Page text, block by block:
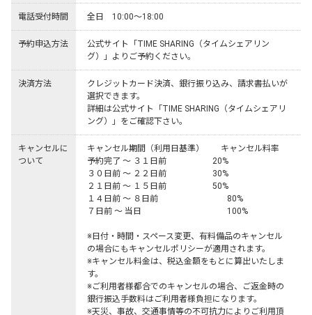
電話受付時間 全日　10:00～18:00
予約申込方法
公式サイト「TIME SHARING（タイムシェアリン
グ）」よりご予約ください。
決済方法
クレジットカード決済、銀行振り込み、請求書払いが
選択できます。
詳細は公式サイト「TIME SHARING（タイムシェアリ
ング）」をご確認下さい。
キャンセルに
ついて
キャンセル期間（利用日基準）	キャンセル料率
予約完了 ～ ３１日前	　　　　　20%
３０日前 ～ ２２日前	　　　　　30%
２１日前 ～ １５日前	　　　　　50%
１４日前 ～ ８日前	　 　　　　　  80%
７日前 ～ 当日	              　　　　　 100%
※日付・時間・スペース変更、有料備品のキャンセル
の場合にもキャンセルポリシーが適用されます。
※キャンセル料金は、税込金額をもとに算出いたしま
す。
※ご利用者様都合でのキャンセルの場合、ご返金時の
銀行振込手数料はご利用者様負担になります。
※天災、事故、交通事情等の不可抗力によりご利用頂